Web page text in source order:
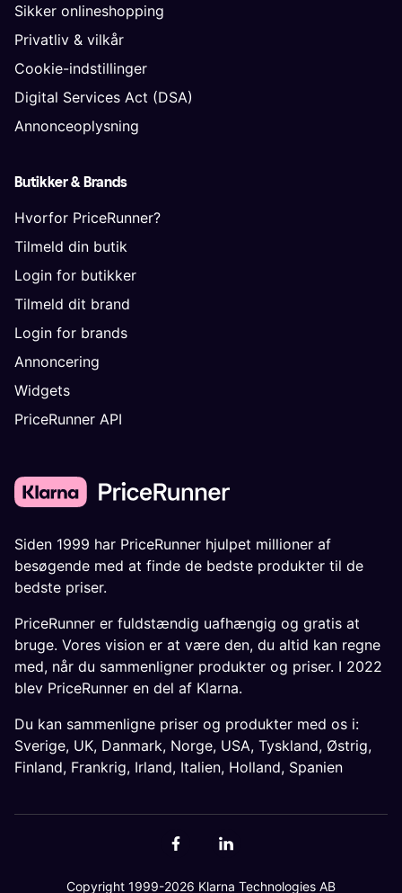
Sikker onlineshopping
Privatliv & vilkår
Cookie-indstillinger
Digital Services Act (DSA)
Annonceoplysning
Butikker & Brands
Hvorfor PriceRunner?
Tilmeld din butik
Login for butikker
Tilmeld dit brand
Login for brands
Annoncering
Widgets
PriceRunner API
Siden 1999 har PriceRunner hjulpet millioner af
besøgende med at finde de bedste produkter til de
bedste priser.
PriceRunner er fuldstændig uafhængig og gratis at
bruge. Vores vision er at være den, du altid kan regne
med, når du sammenligner produkter og priser. I 2022
blev PriceRunner en del af Klarna.
Du kan sammenligne priser og produkter med os i:
Sverige, UK, Danmark, Norge, USA, Tyskland, Østrig,
Finland, Frankrig, Irland, Italien, Holland, Spanien
Copyright 1999-2026 Klarna Technologies AB